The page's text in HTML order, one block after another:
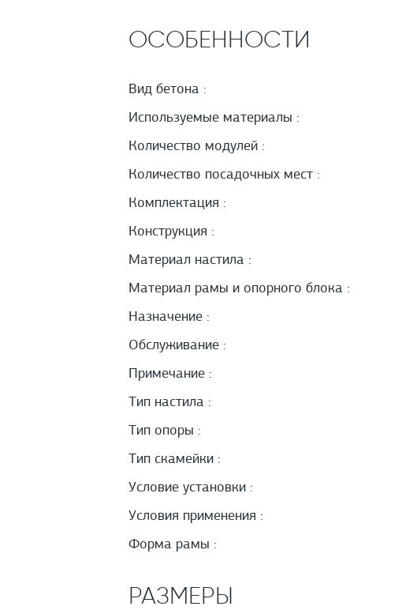
ОСОБЕННОСТИ
Вид бетона :
Используемые материалы :
Количество модулей :
Количество посадочных мест :
Комплектация :
Конструкция :
Материал настила :
Материал рамы и опорного блока :
Назначение :
Обслуживание :
Примечание :
Тип настила :
Тип опоры :
Тип скамейки :
Условие установки :
Условия применения :
Форма рамы :
РАЗМЕРЫ